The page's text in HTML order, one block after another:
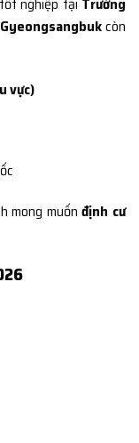
còn
vực)
mong muốnđịnh cư